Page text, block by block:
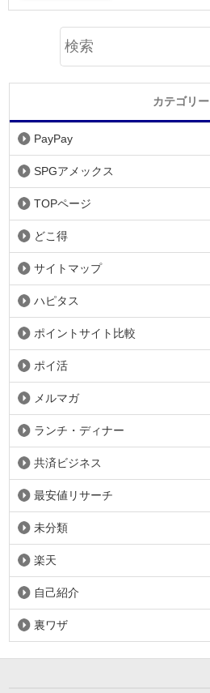
カテゴリー
PayPay
SPGアメックス
TOPページ
どこ得
サイトマップ
ハピタス
ポイントサイト比較
ポイ活
メルマガ
ランチ・ディナー
共済ビジネス
最安値リサーチ
未分類
楽天
自己紹介
裏ワザ